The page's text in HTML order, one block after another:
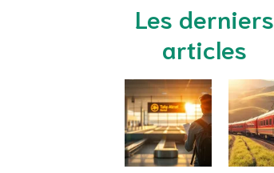
Les derniers
articles